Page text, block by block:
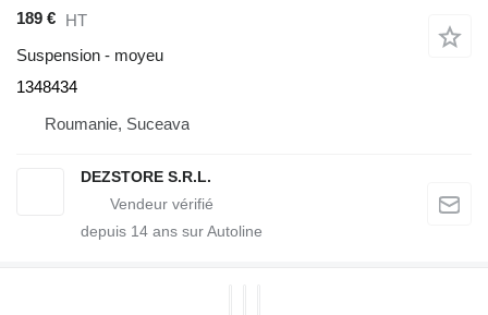
189 € HT
Suspension - moyeu
1348434
Roumanie, Suceava
DEZSTORE S.R.L.
depuis 14 ans sur Autoline